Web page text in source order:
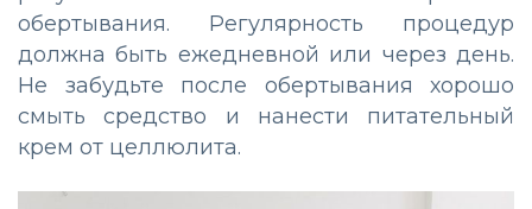
обертывания. Регулярность процедур
должна быть ежедневной или через день.
Не забудьте после обертывания хорошо
смыть средство и нанести питательный
крем от целлюлита.